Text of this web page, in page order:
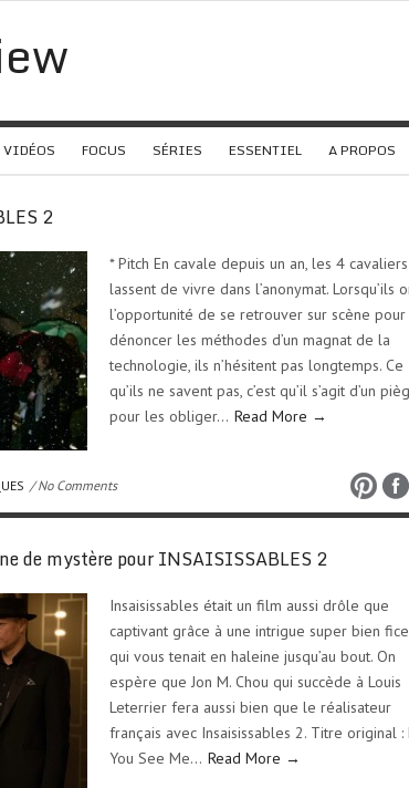
VIDÉOS FOCUS SÉRIES ESSENTIEL A PROPOS
2
* Pitch En cavale depuis un an, les 4
lassent de vivre dans l’anonymat. Lorsqu’ils
l’opportunité de se retrouver sur scène pour
dénoncer les méthodes d’un magnat de la
technologie, ils n’hésitent pas longtemps. Ce
qu’ils ne savent pas, c’est qu’il s’agit d’un
pour les obliger… Read More →
/ No Comments
de mystère pour INSAISISSABLES 2
Insaisissables était un film aussi drôle que
captivant grâce à une intrigue super bien
qui vous tenait en haleine jusqu’au bout. On
espère que Jon M. Chou qui succède à Louis
Leterrier fera aussi bien que le réalisateur
français avec Insaisissables 2. Titre original :
You See Me… Read More →